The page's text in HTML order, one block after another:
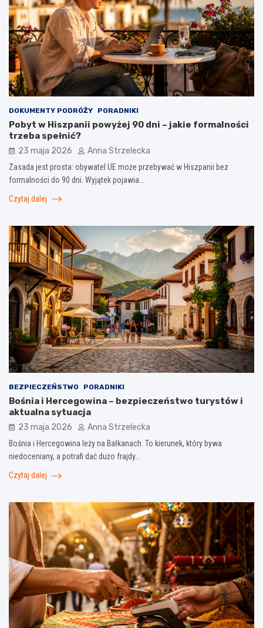
DOKUMENTY PODRÓŻY PORADNIKI
Pobyt w Hiszpanii powyżej 90 dni – jakie formalności
trzeba spełnić?
23 maja 2026 Anna Strzelecka
Zasada jest prosta: obywatel UE może przebywać w Hiszpanii bez
formalności do 90 dni. Wyjątek pojawia…
Czytaj dalej
BEZPIECZEŃSTWO PORADNIKI
Bośnia i Hercegowina – bezpieczeństwo turystów i
aktualna sytuacja
23 maja 2026 Anna Strzelecka
Bośnia i Hercegowina leży na Bałkanach. To kierunek, który bywa
niedoceniany, a potrafi dać dużo frajdy…
Czytaj dalej